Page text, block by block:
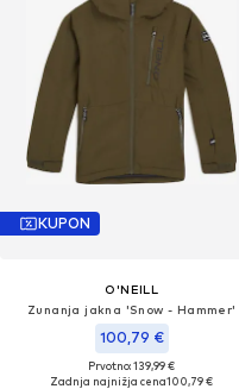
KUPON
O'NEILL
Zunanja jakna 'Snow - Hammer'
100,79 €
Prvotno: 139,99 €
Zadnja najnižja cena100,79 €